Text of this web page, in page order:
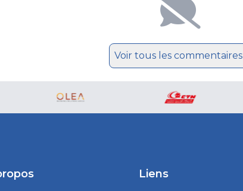
Voir tous les commentaires
Liens